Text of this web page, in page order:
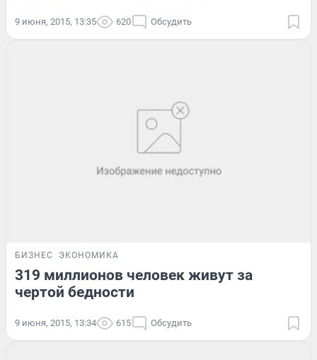
9 июня, 2015, 13:35 620 Обсудить
БИЗНЕС ЭКОНОМИКА
319 миллионов человек живут за
чертой бедности
9 июня, 2015, 13:34 615 Обсудить